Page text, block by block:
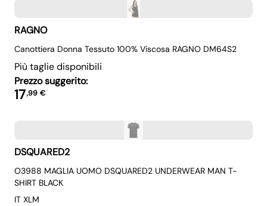
RAGNO
Canottiera Donna Tessuto 100% Viscosa RAGNO DM64S2
Più taglie disponibili
Prezzo suggerito:
17,99 €
DSQUARED2
O3988 MAGLIA UOMO DSQUARED2 UNDERWEAR MAN T-
SHIRT BLACK
IT XLM